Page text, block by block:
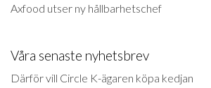
Axfood utser ny hållbarhetschef
Våra senaste nyhetsbrev
Därför vill Circle K-ägaren köpa kedjan